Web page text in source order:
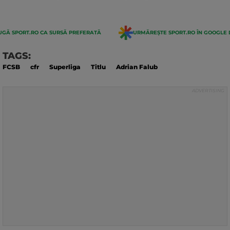
SPORT.RO CA SURSĂ PREFERATĂ URMĂREȘTE SPORT.RO ÎN GOOGLE
TAGS:
FCSB cfr Superliga Titlu Adrian Falub